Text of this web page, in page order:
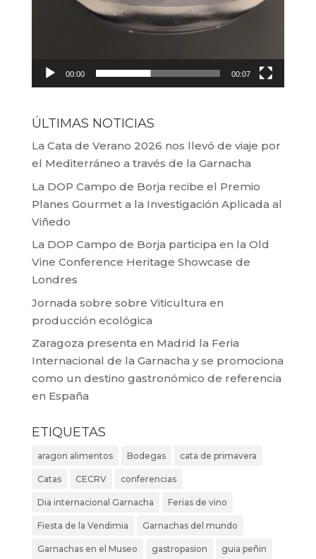
00:00 00:07
ÚLTIMAS NOTICIAS
La Cata de Verano 2026 nos llevó de viaje por
el Mediterráneo a través de la Garnacha
La DOP Campo de Borja recibe el Premio
Planes Gourmet a la Investigación Aplicada al
Viñedo
La DOP Campo de Borja participa en la Old
Vine Conference Heritage Showcase de
Londres
Jornada sobre sobre Viticultura en
producción ecológica
Zaragoza presenta en Madrid la Feria
Internacional de la Garnacha y se promociona
como un destino gastronómico de referencia
en España
ETIQUETAS
aragon alimentos Bodegas cata de primavera
Catas CECRV conferencias
Dia internacional Garnacha Ferias de vino
Fiesta de la Vendimia Garnachas del mundo
Garnachas en el Museo gastropasion guia peñin